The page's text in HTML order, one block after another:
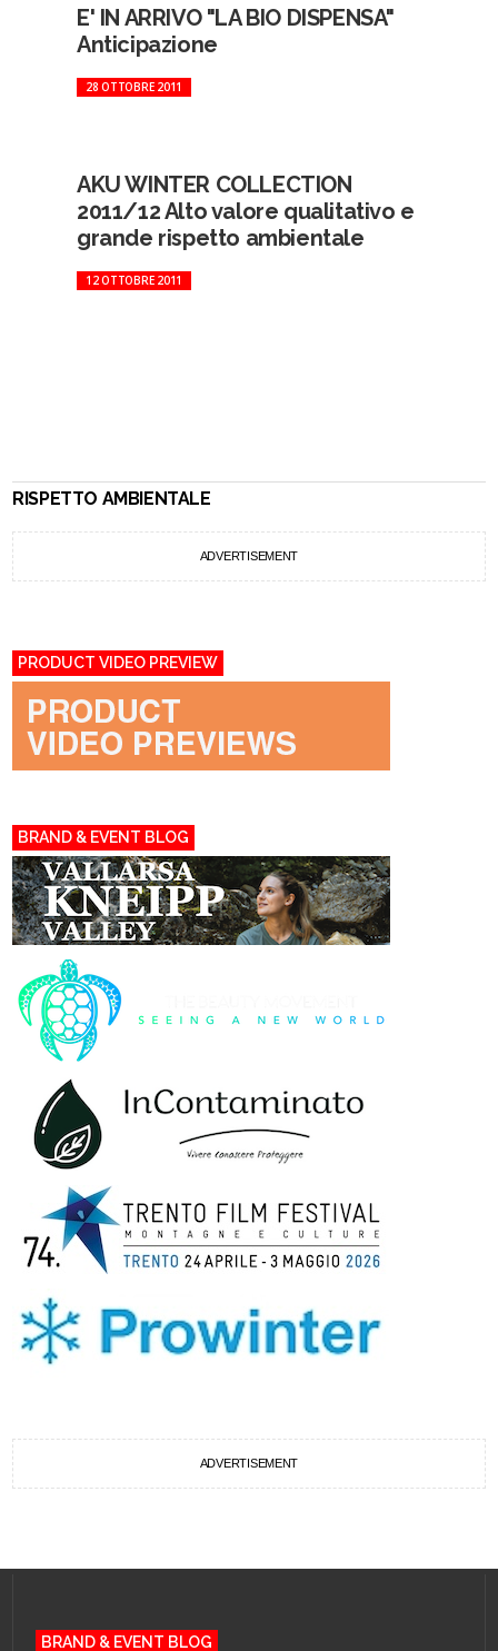
E' IN ARRIVO "LA BIO DISPENSA"
Anticipazione
28 OTTOBRE 2011
AKU WINTER COLLECTION
2011/12 Alto valore qualitativo e
grande rispetto ambientale
12 OTTOBRE 2011
RISPETTO AMBIENTALE
ADVERTISEMENT
PRODUCT VIDEO PREVIEW
BRAND & EVENT BLOG
ADVERTISEMENT
BRAND & EVENT BLOG